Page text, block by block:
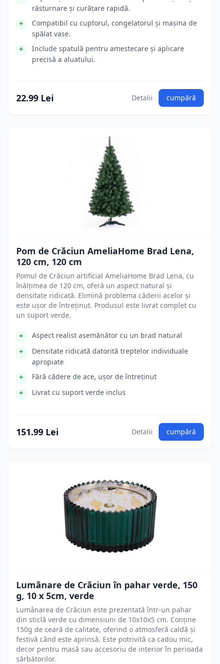
răsturnare și curățare rapidă.
Compatibil cu cuptorul, congelatorul și mașina de
spălat vase.
Include spatulă pentru amestecare și aplicare
precisă a aluatului.
22.99 Lei Detalii cumpără
Pom de Crăciun AmeliaHome Brad Lena,
120 cm, 120 cm
Pomul de Crăciun artificial AmeliaHome Brad Lena, cu
înălțimea de 120 cm, oferă un aspect natural și
densitate ridicată. Elimină problema căderii acelor și
este ușor de întreținut. Produsul este livrat complet cu
un suport verde.
Aspect realist asemănător cu un brad natural
Densitate ridicată datorită treptelor individuale
apropiate
Fără cădere de ace, ușor de întreținut
Livrat cu suport verde inclus
151.99 Lei Detalii cumpără
Lumânare de Crăciun în pahar verde, 150
g, 10 x 5cm, verde
Lumânarea de Crăciun este prezentată într-un pahar
din sticlă verde cu dimensiuni de 10x10x5 cm. Conține
150g de ceară de calitate, oferind o atmosferă caldă și
festivă când este aprinsă. Este potrivită ca cadou mic,
decor pentru masă sau accesoriu de interior în perioada
sărbătorilor.